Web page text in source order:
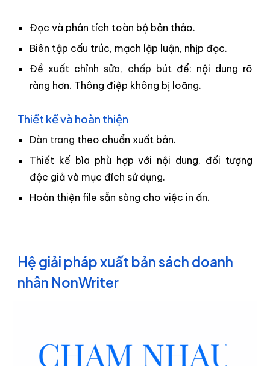
Đọc và phân tích toàn bộ bản thảo.
Biên tập cấu trúc, mạch lập luận, nhịp đọc.
Đề xuất chỉnh sửa, chấp bútđể: nội dung rõ
ràng hơn. Thông điệp không bị loãng.
Thiết kế và hoàn thiện
Dàn trang theo chuẩn xuất bản.
Thiết kế bìa phù hợp với nội dung, đối tượng
độc giả và mục đích sử dụng.
Hoàn thiện file sẵn sàng cho việc in ấn.
Hệ giải pháp xuất bản sách doanh
nhân NonWriter